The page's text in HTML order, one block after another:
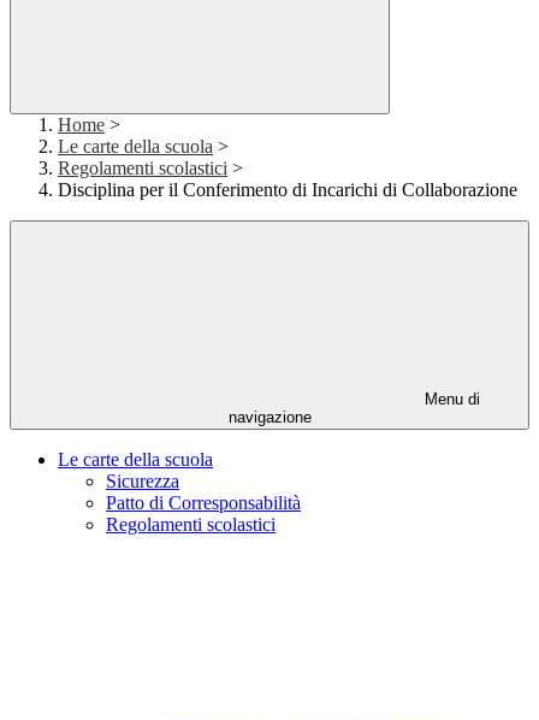
Home >
Le carte della scuola >
Regolamenti scolastici >
Disciplina per il Conferimento di Incarichi di Collaborazione
Menu di
navigazione
Le carte della scuola
Sicurezza
Patto di Corresponsabilità
Regolamenti scolastici